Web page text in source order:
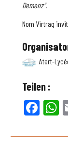
Demenz“.
Nom Virtrag
Atert-
Teilen :